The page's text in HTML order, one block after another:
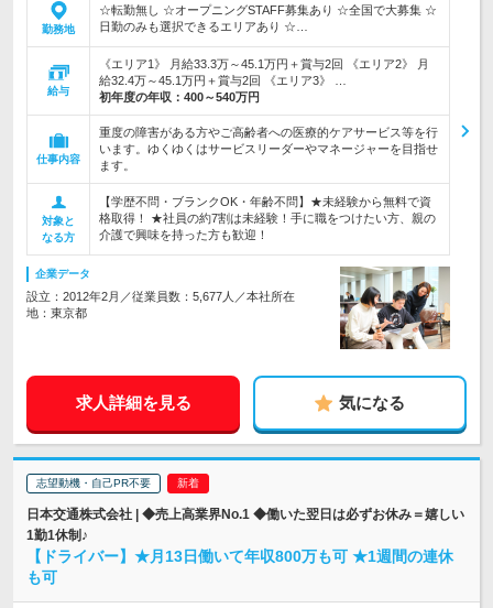
勤務地
☆転勤無し ☆オープニングSTAFF募集あり ☆全国で大募集 ☆
日勤のみも選択できるエリアあり ☆…
給与
《エリア1》 月給33.3万～45.1万円＋賞与2回 《エリア2》 月
給32.4万～45.1万円＋賞与2回 《エリア3》 …
初年度の年収： 400～540万円
仕事内容
重度の障害がある方やご高齢者への医療的ケアサービス等を行
います。ゆくゆくはサービスリーダーやマネージャーを目指せ
ます。
対象と
なる方
【学歴不問・ブランクOK・年齢不問】★未経験から無料で資
格取得！ ★社員の約7割は未経験！手に職をつけたい方、親の
介護で興味を持った方も歓迎！
企業データ
設立：2012年2月／従業員数：5,677人／本社所在
地：東京都
求人詳細を見る 気になる
志望動機・自己PR不要
日本交通株式会社 | ◆売上高業界No.1 ◆働いた翌日は必ずお休み＝嬉しい
1勤1休制♪
【ドライバー】★月13日働いて年収800万も可 ★1週間の連休
も可